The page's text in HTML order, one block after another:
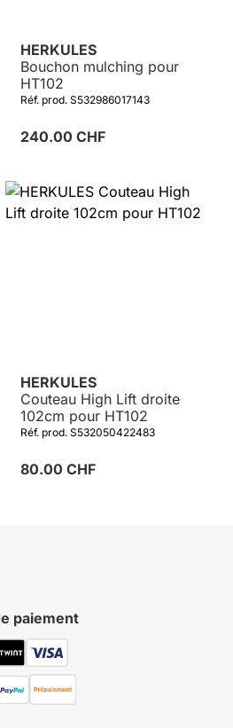
HERKULES
Bouchon mulching pour
HT102
Réf. prod. S532986017143
240.00 CHF
Détails
HERKULES
Couteau High Lift droite
102cm pour HT102
Réf. prod. S532050422483
80.00 CHF
paiement